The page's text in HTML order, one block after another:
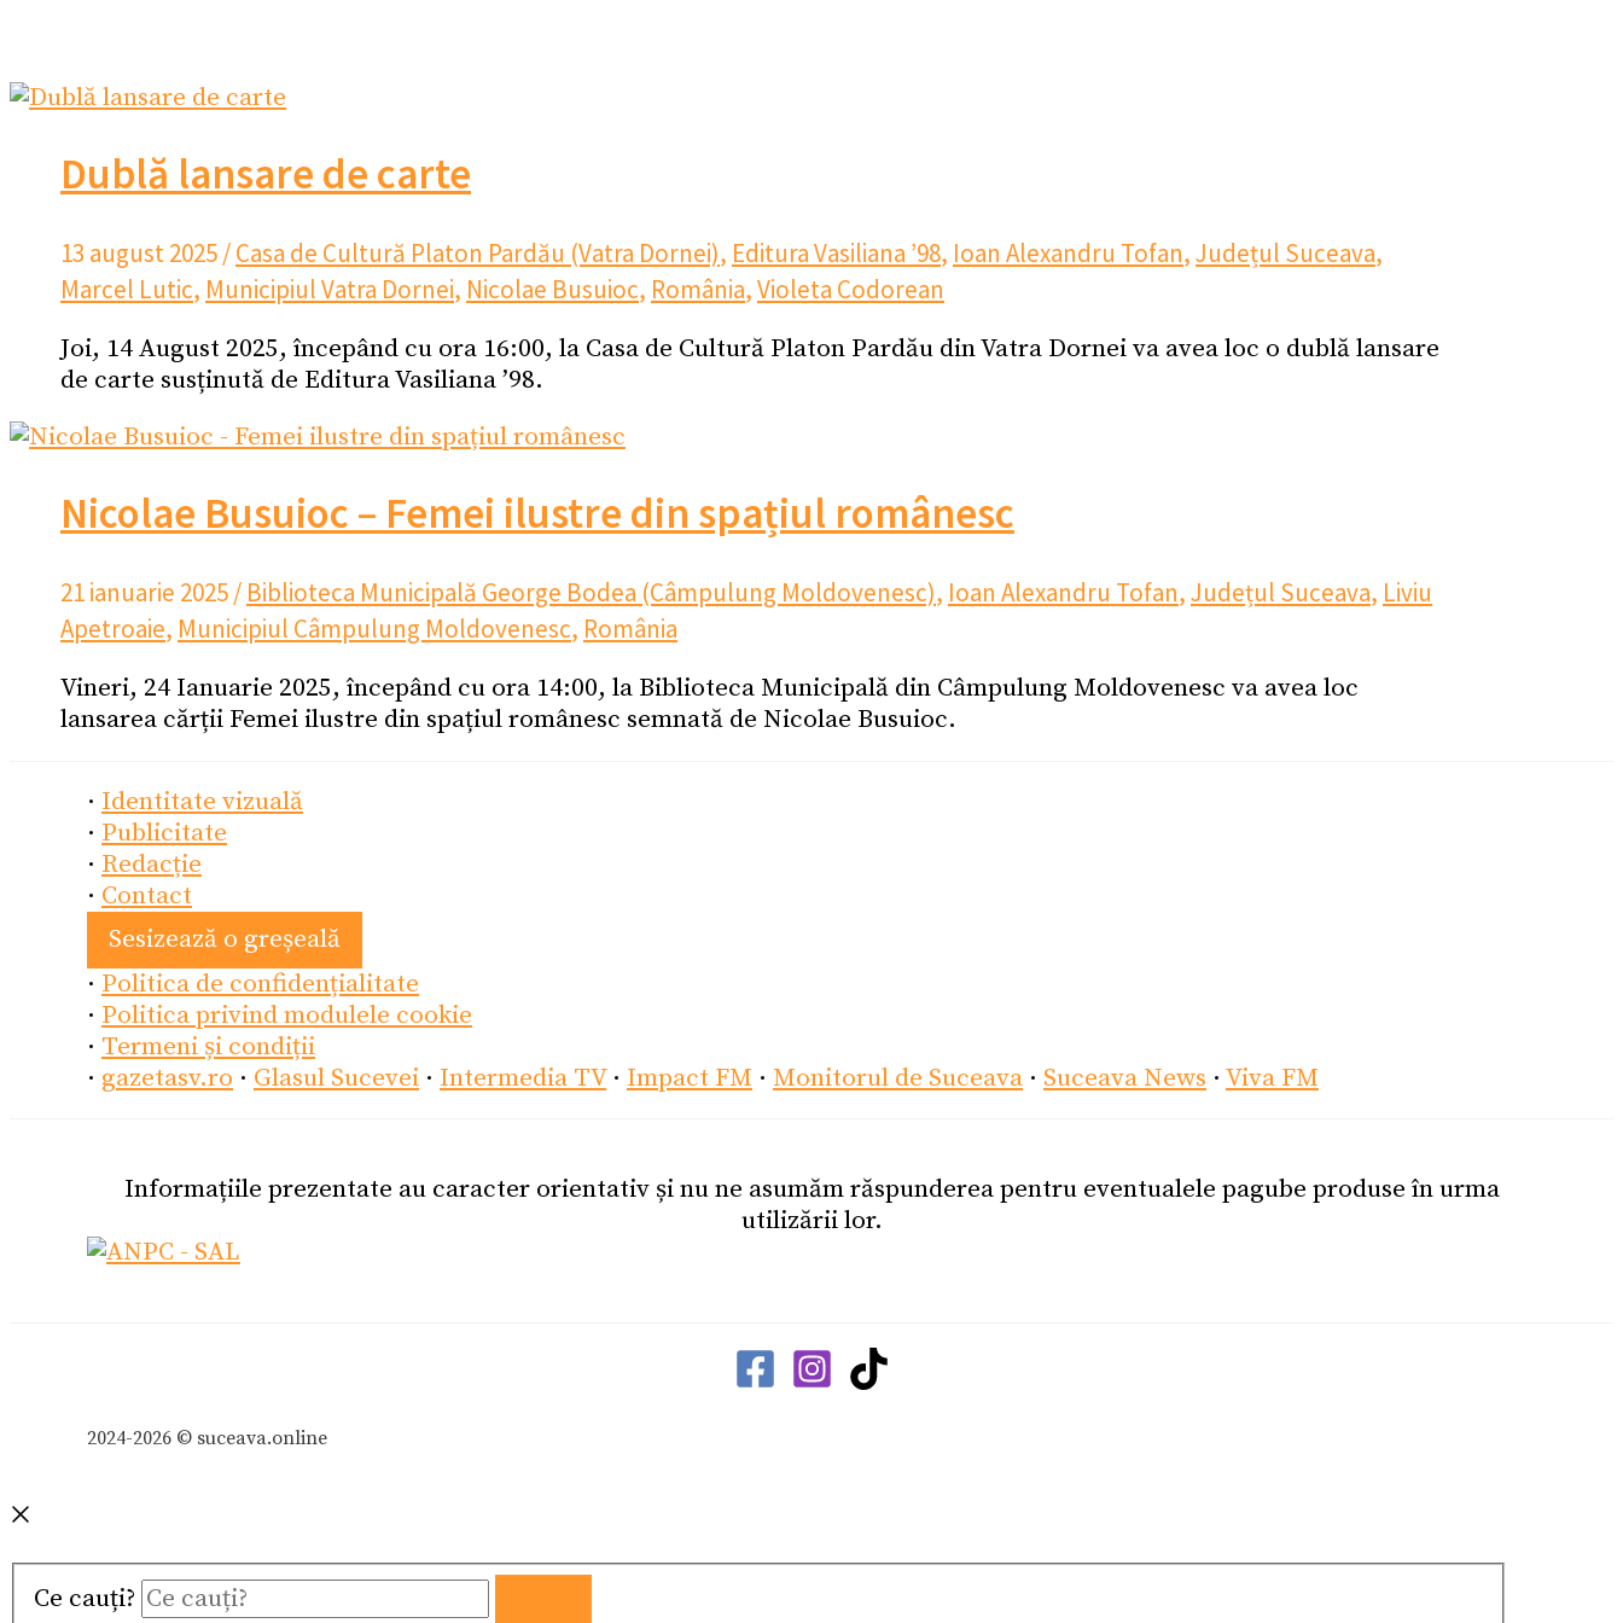
Dublă lansare de carte
13 august 2025/Casa de Cultură Platon Pardău (Vatra Dornei), Editura Vasiliana ’98, Ioan Alexandru Tofan,Județul Suceava,
Marcel Lutic, Municipiul Vatra Dornei, Nicolae Busuioc, România,Violeta Codorean
Joi, 14 August 2025, începând cu ora 16:00, la Casa de Cultură Platon Pardău din Vatra Dornei va avea loc o dublă lansare
de carte susținută de Editura Vasiliana ’98.
Nicolae Busuioc – Femei ilustre din spațiul românesc
21 ianuarie 2025/ Biblioteca Municipală George Bodea (Câmpulung Moldovenesc), Ioan Alexandru Tofan,Județul Suceava, Liviu
Apetroaie, Municipiul Câmpulung Moldovenesc, România
Vineri, 24 Ianuarie 2025, începând cu ora 14:00, la Biblioteca Municipală din Câmpulung Moldovenesc va avea loc
lansarea cărții Femei ilustre din spațiul românesc semnată de Nicolae Busuioc.
· Identitate vizuală
· Publicitate
· Redacție
· Contact
Sesizează o greșeală
· Politica de confidențialitate
· Politica privind modulele cookie
· Termeni și condiții
· gazetasv.ro · Glasul Sucevei · Intermedia TV· Impact FM · Monitorul de Suceava · Suceava News · Viva FM
Informațiile prezentate au caracter orientativ și nu ne asumăm răspunderea pentru eventualele pagube produse în urma
utilizării lor.
2024-2026 © suceava.online
Ce cauți?